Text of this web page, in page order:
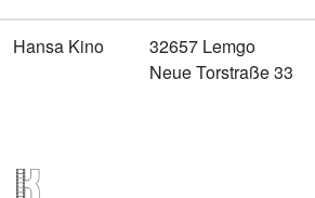
Hansa Kino
32657 Lemgo
Neue Torstraße 33